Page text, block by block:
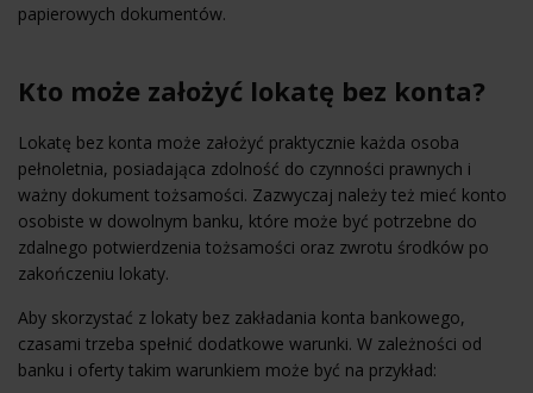
papierowych dokumentów.
Kto może założyć lokatę bez konta?
Lokatę bez konta może założyć praktycznie każda osoba
pełnoletnia, posiadająca zdolność do czynności prawnych i
ważny dokument tożsamości. Zazwyczaj należy też mieć konto
osobiste w dowolnym banku, które może być potrzebne do
zdalnego potwierdzenia tożsamości oraz zwrotu środków po
zakończeniu lokaty.
Aby skorzystać z lokaty bez zakładania konta bankowego,
czasami trzeba spełnić dodatkowe warunki. W zależności od
banku i oferty takim warunkiem może być na przykład: